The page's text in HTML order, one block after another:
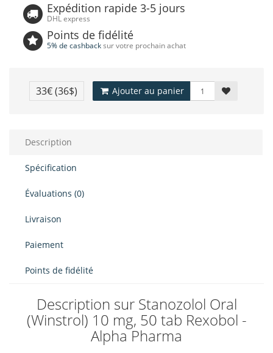
Expédition rapide 3-5 jours
DHL express
Points de fidélité
5% de cashbacksur votre prochain achat
33€(36$) Ajouter au panier
Description
Spécification
Évaluations (0)
Livraison
Paiement
Points de fidélité
Description sur Stanozolol Oral
(Winstrol) 10 mg, 50 tab Rexobol -
Alpha Pharma